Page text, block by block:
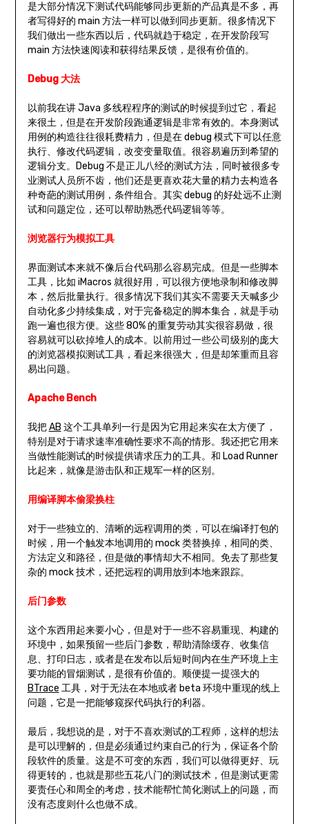
是大部分情况下测试代码能够同步更新的产品真是不多，再
者写得好的 main 方法一样可以做到同步更新。很多情况下
我们做出一些东西以后，代码就趋于稳定，在开发阶段写
main 方法快速阅读和获得结果反馈，是很有价值的。
Debug 大法
以前我在讲 Java 多线程程序的测试的时候提到过它，看起
来很土，但是在开发阶段跑通逻辑是非常有效的。本身测试
用例的构造往往很耗费精力，但是在 debug 模式下可以任意
执行、修改代码逻辑，改变变量取值。很容易遍历到希望的
逻辑分支。Debug 不是正儿八经的测试方法，同时被很多专
业测试人员所不齿，他们还是更喜欢花大量的精力去构造各
种奇葩的测试用例，条件组合。其实 debug 的好处远不止测
试和问题定位，还可以帮助熟悉代码逻辑等等。
浏览器行为模拟工具
界面测试本来就不像后台代码那么容易完成。但是一些脚本
工具，比如 iMacros 就很好用，可以很方便地录制和修改脚
本，然后批量执行。很多情况下我们其实不需要天天喊多少
自动化多少持续集成，对于完备稳定的脚本集合，就是手动
跑一遍也很方便。这些 80% 的重复劳动其实很容易做，很
容易就可以砍掉堆人的成本。以前用过一些公司级别的庞大
的浏览器模拟测试工具，看起来很强大，但是却笨重而且容
易出问题。
Apache Bench
我把AB 这个工具单列一行是因为它用起来实在太方便了，
特别是对于请求速率准确性要求不高的情形。我还把它用来
当做性能测试的时候提供请求压力的工具。和 Load Runner
比起来，就像是游击队和正规军一样的区别。
用编译脚本偷梁换柱
对于一些独立的、清晰的远程调用的类，可以在编译打包的
时候，用一个触发本地调用的 mock 类替换掉，相同的类、
方法定义和路径，但是做的事情却大不相同。免去了那些复
杂的 mock 技术，还把远程的调用放到本地来跟踪。
后门参数
这个东西用起来要小心，但是对于一些不容易重现、构建的
环境中，如果预留一些后门参数，帮助清除缓存、收集信
息、打印日志，或者是在发布以后短时间内在生产环境上主
要功能的冒烟测试，是很有价值的。顺便提一提强大的
BTrace 工具，对于无法在本地或者 beta 环境中重现的线上
问题，它是一把能够窥探代码执行的利器。
最后，我想说的是，对于不喜欢测试的工程师，这样的想法
是可以理解的，但是必须通过约束自己的行为，保证各个阶
段软件的质量。这是不可变的东西，我们可以做得更好、玩
得更转的，也就是那些五花八门的测试技术，但是测试更需
要责任心和周全的考虑，技术能帮忙简化测试上的问题，而
没有态度则什么也做不成。